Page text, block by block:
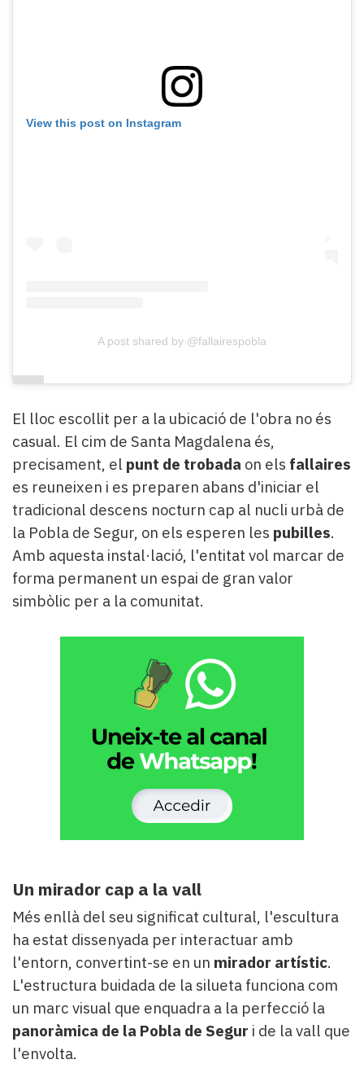
View this post on Instagram
A post shared by @fallairespobla
El lloc escollit per a la ubicació de l'obra no és
casual. El cim de Santa Magdalena és,
precisament, el punt de trobada on els fallaires
es reuneixen i es preparen abans d'iniciar el
tradicional descens nocturn cap al nucli urbà de
la Pobla de Segur, on els esperen les pubilles.
Amb aquesta instal·lació, l'entitat vol marcar de
forma permanent un espai de gran valor
simbòlic per a la comunitat.
Un mirador cap a la vall
Més enllà del seu significat cultural, l'escultura
ha estat dissenyada per interactuar amb
l'entorn, convertint-se en un mirador artístic.
L'estructura buidada de la silueta funciona com
un marc visual que enquadra a la perfecció la
panoràmica de la Pobla de Segur i de la vall que
l'envolta.